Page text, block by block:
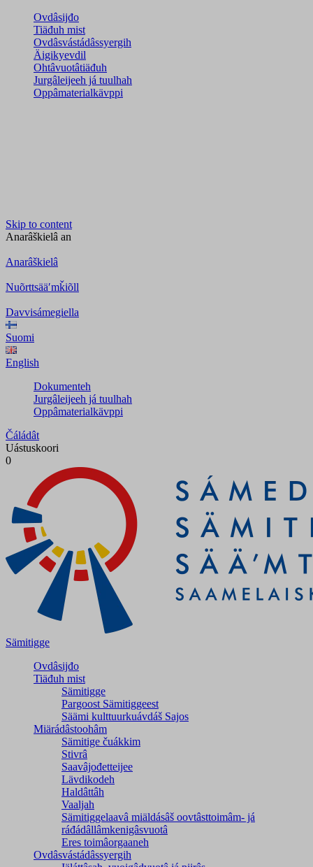
Ovdâsijđo
Tiäđuh mist
Ovdâsvástádâssyergih
Äigikyevdil
Ohtâvuotâtiäđuh
Jurgâleijeeh já tuulhah
Oppâmaterialkävppi
Skip to content
Anarâškielâ an
Anarâškielâ
Nuõrttsääʹmǩiõll
Davvisámegiella
Suomi
English
Dokumenteh
Jurgâleijeeh já tuulhah
Oppâmaterialkävppi
Čáládât
Uástuskoori
0
Sämitigge
Ovdâsijđo
Tiäđuh mist
Sämitigge
Pargoost Sämitiggeest
Säämi kulttuurkuávdáš Sajos
Miärádâstoohâm
Sämitige čuákkim
Stivrâ
Saavâjođetteijee
Lävdikodeh
Haldâttâh
Vaaljah
Sämitiggelaavâ miäldásâš oovtâsttoimâm- já
ráđádâllâmkenigâsvuotâ
Eres toimâorgaaneh
Ovdâsvástádâssyergih